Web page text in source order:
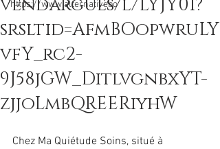
https://www.alternativebo
vendargues/l/LYJY01?
srsltid=AfmBOopwruLY
vfY_rc2-
9J58jGW_DitlvgnbxYT-
zjjoLmbQREERiyhW
Chez Ma Quiétude Soins, situé à